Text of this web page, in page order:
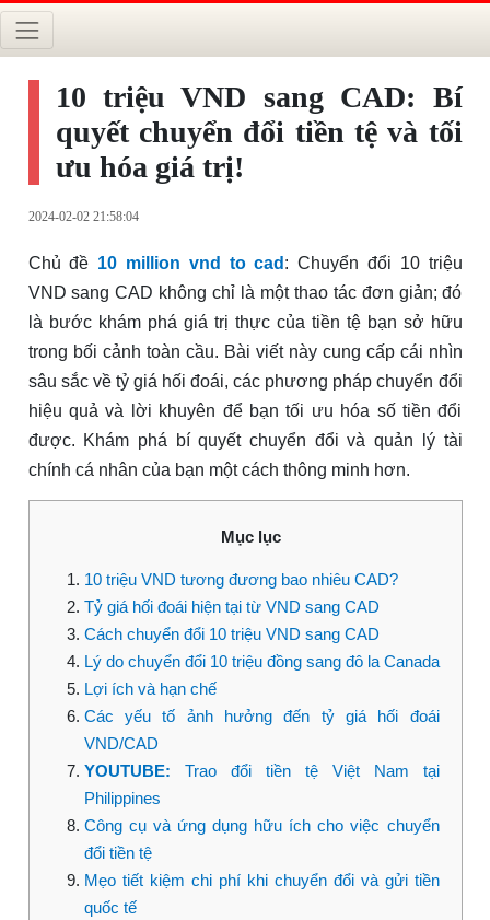
10 triệu VND sang CAD: Bí
quyết chuyển đổi tiền tệ và tối
ưu hóa giá trị!
2024-02-02 21:58:04
Chủ đề 10 million vnd to cad : Chuyển đổi 10 triệu
VND sang CAD không chỉ là một thao tác đơn giản; đó
là bước khám phá giá trị thực của tiền tệ bạn sở hữu
trong bối cảnh toàn cầu. Bài viết này cung cấp cái nhìn
sâu sắc về tỷ giá hối đoái, các phương pháp chuyển đổi
hiệu quả và lời khuyên để bạn tối ưu hóa số tiền đổi
được. Khám phá bí quyết chuyển đổi và quản lý tài
chính cá nhân của bạn một cách thông minh hơn.
Mục lục
10 triệu VND tương đương bao nhiêu CAD?
Tỷ giá hối đoái hiện tại từ VND sang CAD
Cách chuyển đổi 10 triệu VND sang CAD
Lý do chuyển đổi 10 triệu đồng sang đô la Canada
Lợi ích và hạn chế
Các yếu tố ảnh hưởng đến tỷ giá hối đoái
VND/CAD
YOUTUBE: Trao đổi tiền tệ Việt Nam tại
Philippines
Công cụ và ứng dụng hữu ích cho việc chuyển
đổi tiền tệ
Mẹo tiết kiệm chi phí khi chuyển đổi và gửi tiền
quốc tế